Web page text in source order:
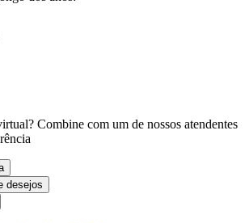
Combine com um de nossos atendentes
desejos